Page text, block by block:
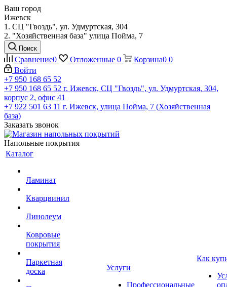
Ваш город
Ижевск
1. СЦ "Гвоздь", ул. Удмуртская, 304
2. "Хозяйственная база" улица Пойма, 7
Поиск
Сравнение0 Отложенные 0 Корзина0 0
Войти
+7 950 168 65 52
+7 950 168 65 52 г. Ижевск, СЦ "Гвоздь", ул. Удмуртская, 304,
корпус 2, офис 41
+7 922 501 63 11 г. Ижевск, улица Пойма, 7 (Хозяйственная
база)
Заказать звонок
Напольные покрытия
Каталог
Ламинат
Кварцвинил
Линолеум
Ковровые
покрытия
Паркетная
доска
Услуги
Профессиональные
Как